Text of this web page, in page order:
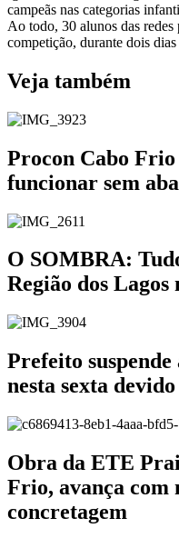
campeãs nas categorias
Ao todo, 30 alunos das
competição, durante dois
Veja também
Procon Cabo
funcionar sem
O SOMBRA:
Região dos
Prefeito
nesta sexta
Obra da ETE
Frio, avança com
concretagem